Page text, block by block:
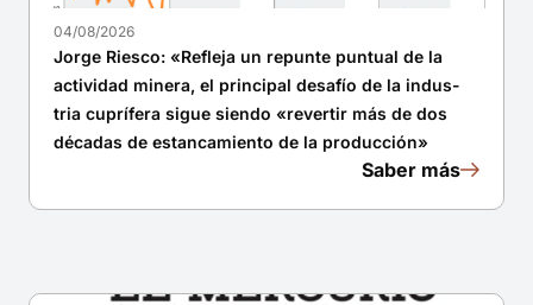
04/08/2026
Jorge Riesco: «Refleja un repunte puntual de la
actividad minera, el principal desafío de la indus-
tria cuprífera sigue siendo «revertir más de dos
décadas de estancamiento de la producción»
Saber más